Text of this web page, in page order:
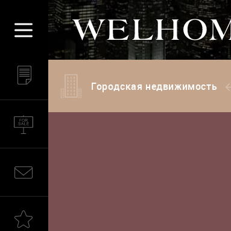
Городская недвижимость